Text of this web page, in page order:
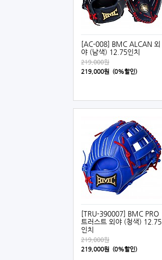
[AC-008] BMC ALCAN 외
야 (남색) 12.75인치
219,000원
219,000원 (0%할인)
[TRU-390007] BMC PRO
트러스트 외야 (청색) 12.75
인치
219,000원
219,000원 (0%할인)